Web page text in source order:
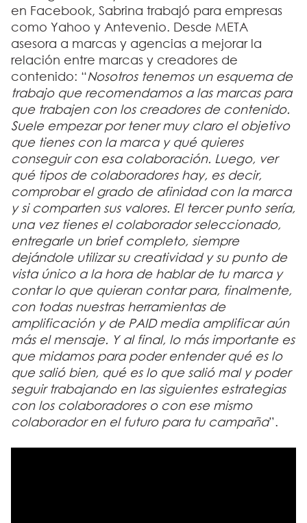
en Facebook, Sabrina trabajó para empresas
como Yahoo y Antevenio. Desde META
asesora a marcas y agencias a mejorar la
relación entre marcas y creadores de
contenido: “Nosotros tenemos un esquema de
trabajo que recomendamos a las marcas para
que trabajen con los creadores de contenido.
Suele empezar por tener muy claro el objetivo
que tienes con la marca y qué quieres
conseguir con esa colaboración. Luego, ver
qué tipos de colaboradores hay, es decir,
comprobar el grado de afinidad con la marca
y si comparten sus valores. El tercer punto sería,
una vez tienes el colaborador seleccionado,
entregarle un brief completo, siempre
dejándole utilizar su creatividad y su punto de
vista único a la hora de hablar de tu marca y
contar lo que quieran contar para, finalmente,
con todas nuestras herramientas de
amplificación y de PAID media amplificar aún
más el mensaje. Y al final, lo más importante es
que midamos para poder entender qué es lo
que salió bien, qué es lo que salió mal y poder
seguir trabajando en las siguientes estrategias
con los colaboradores o con ese mismo
colaborador en el futuro para tu campaña”.